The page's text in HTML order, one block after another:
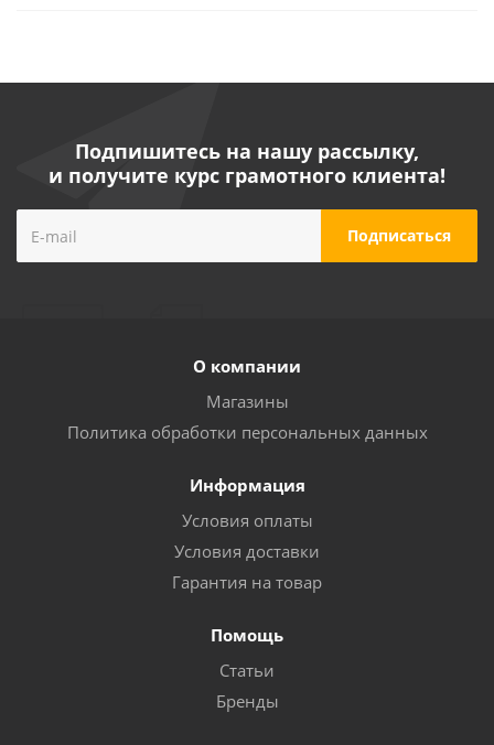
Подпишитесь на нашу рассылку,
и получите курс грамотного клиента!
О компании
Магазины
Политика обработки персональных данных
Информация
Условия оплаты
Условия доставки
Гарантия на товар
Помощь
Статьи
Бренды